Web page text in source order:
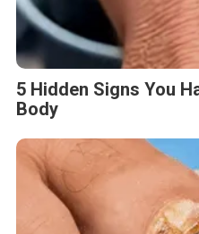
5 Hidden Signs You
Body